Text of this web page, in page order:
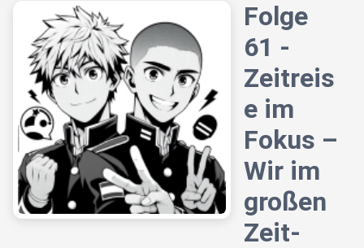
Folge
61 -
Zeitreis
e im
Fokus –
Wir im
großen
Zeit-